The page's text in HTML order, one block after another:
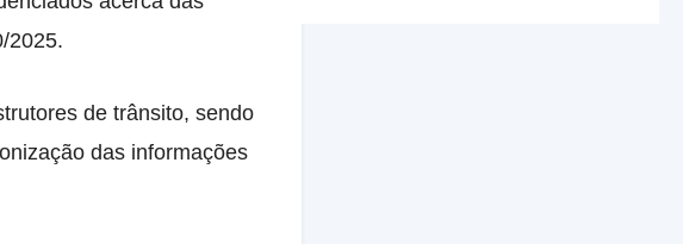
2025.
de trânsito, sendo
das informações